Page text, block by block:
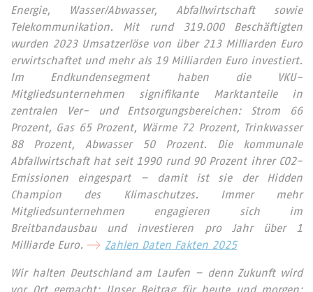
Energie, Wasser/Abwasser, Abfallwirtschaft sowie
Telekommunikation. Mit rund 319.000 Beschäftigten
wurden 2023 Umsatzerlöse von über 213 Milliarden Euro
erwirtschaftet und mehr als 19 Milliarden Euro investiert.
Im Endkundensegment haben die VKU-
Mitgliedsunternehmen signifikante Marktanteile in
zentralen Ver- und Entsorgungsbereichen: Strom 66
Prozent, Gas 65 Prozent, Wärme 72 Prozent, Trinkwasser
88 Prozent, Abwasser 50 Prozent. Die kommunale
Abfallwirtschaft hat seit 1990 rund 90 Prozent ihrer CO2-
Emissionen eingespart – damit ist sie der Hidden
Champion des Klimaschutzes. Immer mehr
Mitgliedsunternehmen engagieren sich im
Breitbandausbau und investieren pro Jahr über 1
Milliarde Euro.
Zahlen Daten Fakten 2025
Wir halten Deutschland am Laufen – denn Zukunft wird